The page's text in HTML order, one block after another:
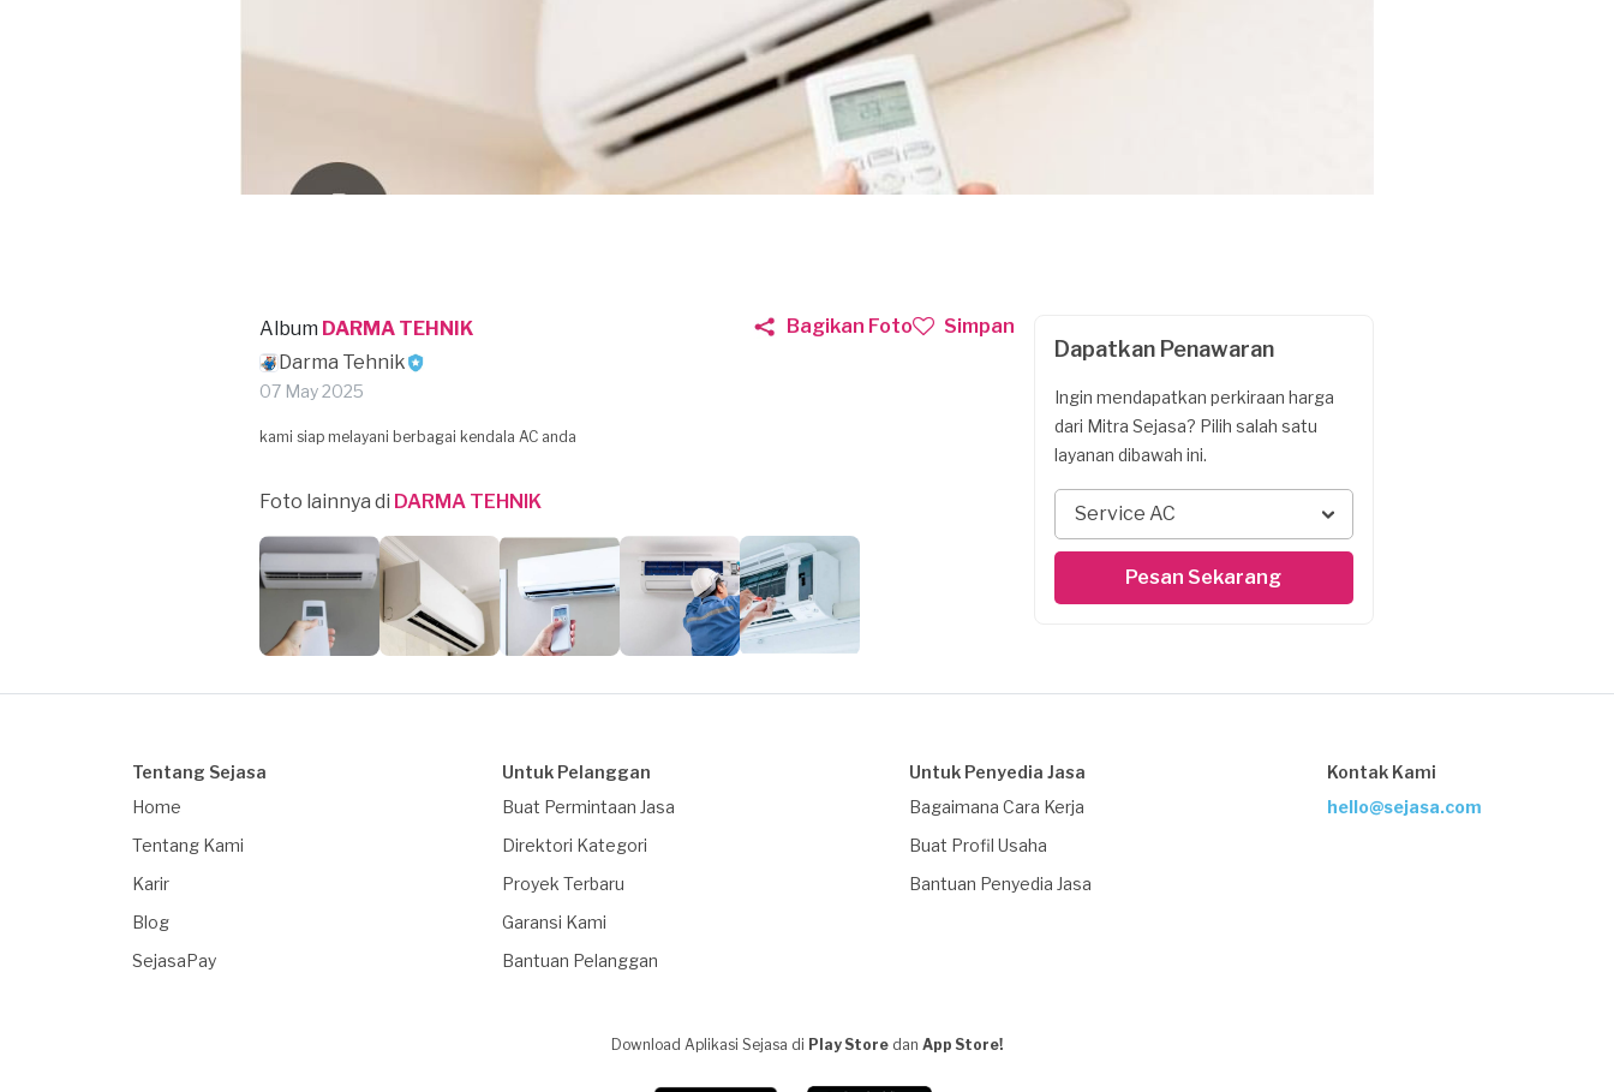
Album DARMA TEHNIK
Darma Tehnik
07 May 2025
Bagikan Foto Simpan
kami siap melayani berbagai kendala AC anda
Foto lainnya di DARMA TEHNIK
Dapatkan Penawaran
Ingin mendapatkan perkiraan harga
dari Mitra Sejasa? Pilih salah satu
layanan dibawah ini.
Service AC
Pesan Sekarang
Tentang Sejasa
Home
Tentang Kami
Karir
Blog
SejasaPay
Untuk Pelanggan
Buat Permintaan Jasa
Direktori Kategori
Proyek Terbaru
Garansi Kami
Bantuan Pelanggan
Untuk Penyedia Jasa
Bagaimana Cara Kerja
Buat Profil Usaha
Bantuan Penyedia Jasa
Kontak Kami
hello@sejasa.com
Download Aplikasi Sejasa di Play Store dan App Store!